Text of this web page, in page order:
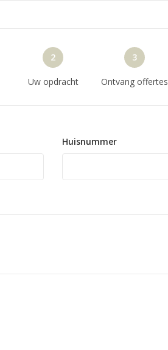
2
Uw opdracht
3
Ontvang offertes
Huisnummer